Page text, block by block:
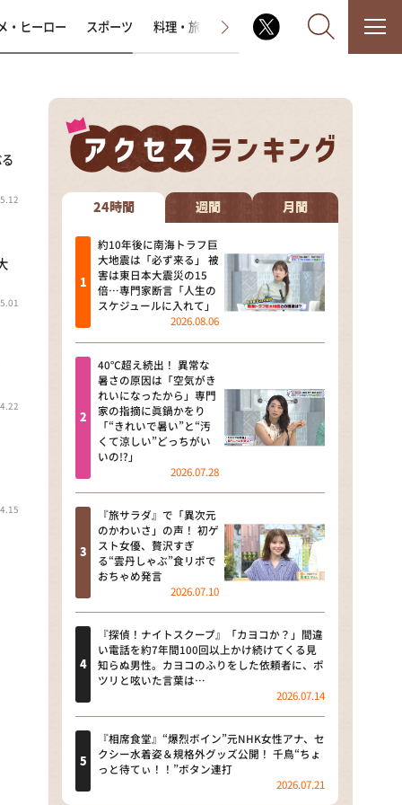
なるみ・岡村の過ぎるTV
相席食堂
これ余談なんですけど・・・
～人生密着トークバラエティ！
～ やすとものいたって真剣です
探偵！ナイトスクープ
news おかえり
河合＆A.B.C-Z塚田×福井アナ
「なんでやねん！？」（news お
かえり）
DAIGOも台所 ～きょうの献立 何
にする？～
本日はダイアンなり！シーズン２
朝だ！生です旅サラダ
教えて！ニュースライブ 正義の
ミカタ
ＬＩＦＥ～夢のカタチ～
新婚さんいらっしゃい！
ポツンと一軒家
ザキ山小屋本館
・ヒーロー スポーツ 料理・旅 ラジオ番組 その他
24時間 週間 月間
約10年後に南海トラフ巨
大地震は「必ず来る」 被
害は東日本大震災の15
倍…専門家断言「人生の
スケジュールに入れて」
2026.08.06
40℃超え続出！ 異常な
暑さの原因は「空気がき
れいになったから」専門
家の指摘に眞鍋かをり
「“きれいで暑い”と“汚
くて涼しい”どっちがい
いの!?」
2026.07.28
『旅サラダ』で「異次元
のかわいさ」の声！ 初ゲ
スト女優、贅沢すぎ
る“雲丹しゃぶ”食リポで
おちゃめ発言
2026.07.10
『探偵！ナイトスクープ』「カヨコか？」間違
い電話を約7年間100回以上かけ続けてくる見
知らぬ男性。カヨコのふりをした依頼者に、ポ
ツリと呟いた言葉は…
2026.07.14
『相席食堂』“爆烈ボイン”元NHK女性アナ、セ
クシー水着姿＆規格外グッズ公開！ 千鳥“ちょ
っと待てぃ！！”ボタン連打
2026.07.21